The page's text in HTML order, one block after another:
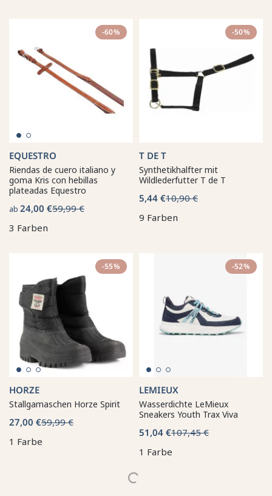
-60%
EQUESTRO
Riendas de cuero italiano y
goma Kris con hebillas
plateadas Equestro
ab 24,00 €59,99 €
3 Farben
-50%
T DE T
Synthetikhalfter mit
Wildlederfutter T de T
5,44 €10,90 €
9 Farben
-55%
HORZE
Stallgamaschen Horze Spirit
27,00 €59,99 €
1 Farbe
-52%
LEMIEUX
Wasserdichte LeMieux
Sneakers Youth Trax Viva
51,04 €107,45 €
1 Farbe